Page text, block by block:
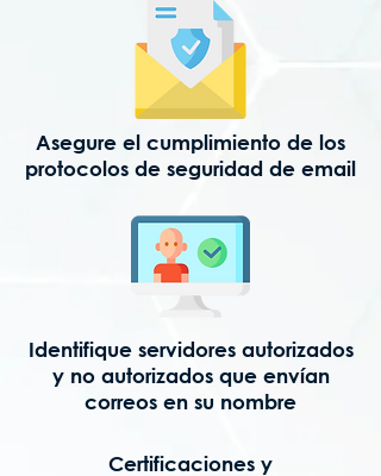
Asegure el cumplimiento de los
protocolos de seguridad de email
Identifique servidores autorizados
y no autorizados que envían
correos en su nombre
Certificaciones y